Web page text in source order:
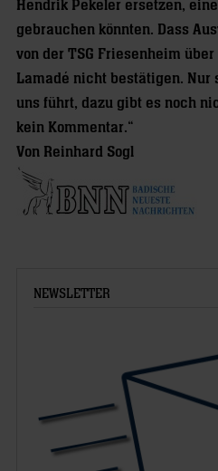
Hendrik Pekeler ersetzen,
gebrauchen könnten. Dass
von der TSG Friesenheim
Lamadé nicht bestätigen. Nur
uns führt, dazu gibt es noch
kein Kommentar.“
Von Reinhard Sogl
NEWSLETTER